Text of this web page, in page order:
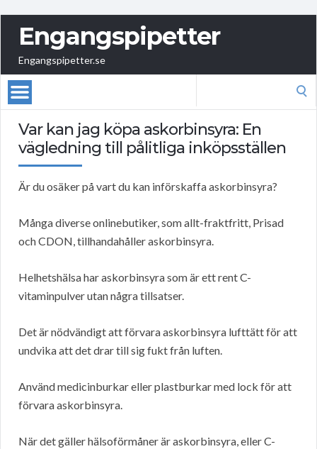
Engangspipetter
Engangspipetter.se
Var kan jag köpa askorbinsyra: En
vägledning till pålitliga inköpsställen
Är du osäker på vart du kan införskaffa askorbinsyra?
Många diverse onlinebutiker, som allt-fraktfritt, Prisad
och CDON, tillhandahåller askorbinsyra.
Helhetshälsa har askorbinsyra som är ett rent C-
vitaminpulver utan några tillsatser.
Det är nödvändigt att förvara askorbinsyra lufttätt för att
undvika att det drar till sig fukt från luften.
Använd medicinburkar eller plastburkar med lock för att
förvara askorbinsyra.
När det gäller hälsoförmåner är askorbinsyra, eller C-